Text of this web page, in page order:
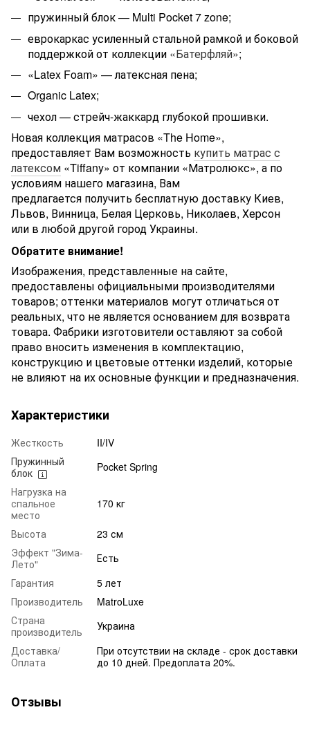
пружинный блок — Multi Pocket 7 zone;
еврокаркас усиленный стальной рамкой и боковой
поддержкой от коллекции «Батерфляй»;
«Latex Foam» — латексная пена;
Organic Latex;
чехол — стрейч-жаккард глубокой прошивки.
Новая коллекция матрасов «The Home»,
предоставляет Вам возможность купить матрас с
латексом «Tiffany» от компании «Матролюкс», а по
условиям нашего магазина, Вам
предлагается получить бесплатную доставку Киев,
Львов, Винница, Белая Церковь, Николаев, Херсон
или в любой другой город Украины.
Обратите внимание!
Изображения, представленные на сайте,
предоставлены официальными производителями
товаров; оттенки материалов могут отличаться от
реальных, что не является основанием для возврата
товара. Фабрики изготовители оставляют за собой
право вносить изменения в комплектацию,
конструкцию и цветовые оттенки изделий, которые
не влияют на их основные функции и предназначения.
Характеристики
Жесткость
II/IV
Пружинный
блок
Pocket Spring
Нагрузка на
спальное
место
170 кг
Высота
23 см
Эффект "Зима-
Лето"
Есть
Гарантия
5 лет
Производитель
MatroLuxe
Страна
производитель
Украина
Доставка/
Оплата
При отсутствии на складе - срок доставки
до 10 дней. Предоплата 20%.
Отзывы